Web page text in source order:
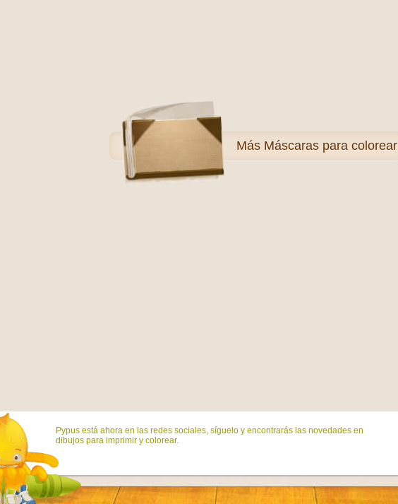
Más Máscaras para colorear
Pypus está ahora en las redes sociales, síguelo y encontrarás las novedades en
dibujos para imprimir y colorear.